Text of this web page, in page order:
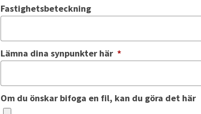
Fastighetsbeteckning
Lämna dina synpunkter här *(obligatorisk)
Om du önskar bifoga en fil, kan du göra det här